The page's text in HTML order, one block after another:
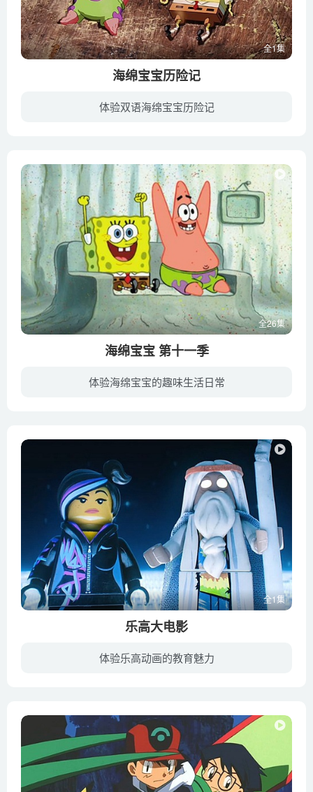
全1集
海绵宝宝历险记
体验双语海绵宝宝历险记
全26集
海绵宝宝 第十一季
体验海绵宝宝的趣味生活日常
全1集
乐高大电影
体验乐高动画的教育魅力